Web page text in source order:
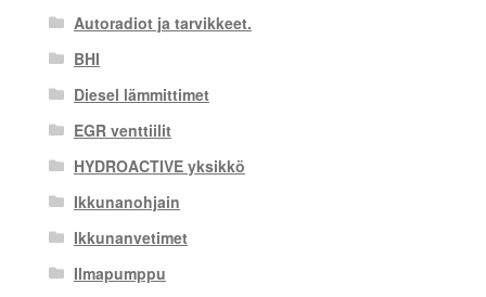
Autoradiot ja tarvikkeet.
BHI
Diesel lämmittimet
EGR venttiilit
HYDROACTIVE yksikkö
Ikkunanohjain
Ikkunanvetimet
Ilmapumppu